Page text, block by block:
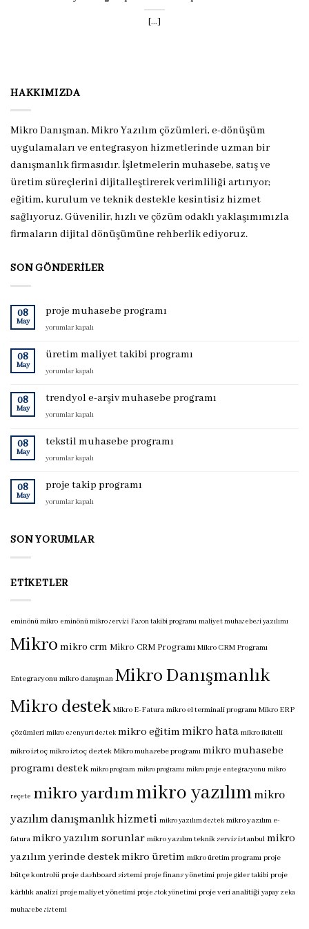
[...]
HAKKIMIZDA
Mikro Danışman, Mikro Yazılım çözümleri, e-dönüşüm
uygulamaları ve entegrasyon hizmetlerinde uzman bir
danışmanlık firmasıdır. İşletmelerin muhasebe, satış ve
üretim süreçlerini dijitalleştirerek verimliliği artırıyor;
eğitim, kurulum ve teknik destekle kesintisiz hizmet
sağlıyoruz. Güvenilir, hızlı ve çözüm odaklı yaklaşımımızla
firmaların dijital dönüşümüne rehberlik ediyoruz.
SON GÖNDERILER
08
May
proje muhasebe programı
proje
programı
yorumlar kapalı
08
May
üretim maliyet takibi programı
üretim
takibi
programı
için
yorumlar kapalı
08
May
trendyol e-arşiv muhasebe programı
trendyol
arşiv
programı
yorumlar kapalı
08
May
tekstil muhasebe programı
tekstil
programı
için
yorumlar kapalı
08
May
proje takip programı
proje
için
yorumlar kapalı
SON YORUMLAR
ETIKETLER
eminönü mikro eminönü mikro servisi Fason takibi programı maliyet muhasebesi yazılımı
Mikro mikro crm Mikro CRM Programı Mikro CRM Programı
Entegrasyonu mikro danışman Mikro Danışmanlık
Mikro destek Mikro E-Fatura mikro el terminali programı Mikro ERP
çözümleri mikro esenyurt destek mikro eğitimmikro hata mikro ikitelli
mikro istoç mikro istoç destek Mikro muhasebe programı mikro muhasebe
programı destek mikro program mikro programı mikro proje entegrasyonu mikro
reçete mikro yardımmikro yazılımmikro
yazılım danışmanlık hizmeti mikro yazılım destek mikro yazılım e-
fatura mikro yazılım sorunlar mikro yazılım teknik servis istanbul mikro
yazılım yerinde destekmikro üretim mikro üretim programı proje
bütçe kontrolü proje dashboard sistemi proje finans yönetimi proje gider takibi proje
kârlılık analizi proje maliyet yönetimi proje stok yönetimi proje veri analitiği yapay zeka
muhasebe sistemi